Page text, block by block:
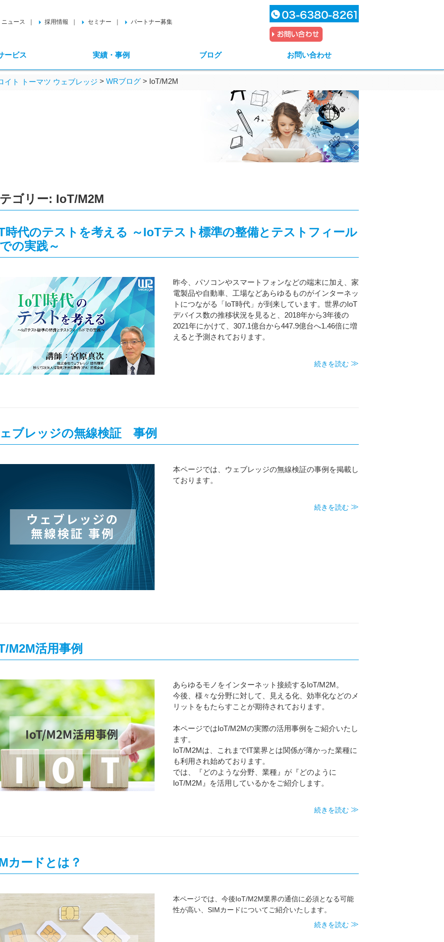
ニュース 採用情報 セミナー パートナー募集
ービス 実績・事例 ブログ お問い合わせ
イト トーマツ ウェブレッジ > WRブログ> IoT/M2M
ゴリー: IoT/M2M
時代のテストを考える ～IoTテスト標準の整備とテストフィール
の実践～
昨今、パソコンやスマートフォンなどの端末に加え、家
電製品や自動車、工場などあらゆるものがインターネッ
トにつながる「IoT時代」が到来しています。世界のIoT
デバイス数の推移状況を見ると、2018年から3年後の
2021年にかけて、307.1億台から447.9億台へ1.46倍に増
えると予測されております。
続きを読む
ブレッジの無線検証 事例
本ページでは、ウェブレッジの無線検証の事例を掲載し
ております。
続きを読む
M2M活用事例
あらゆるモノをインターネット接続するIoT/M2M。
今後、様々な分野に対して、見える化、効率化などのメ
リットをもたらすことが期待されております。
本ページではIoT/M2Mの実際の活用事例をご紹介いたし
ます。
IoT/M2Mは、これまでIT業界とは関係が薄かった業種に
も利用され始めております。
では、『どのような分野、業種』が『どのように
IoT/M2M』を活用しているかをご紹介します。
続きを読む
カードとは？
本ページでは、今後IoT/M2M業界の通信に必須となる可能
性が高い、SIMカードについてご紹介いたします。
続きを読む